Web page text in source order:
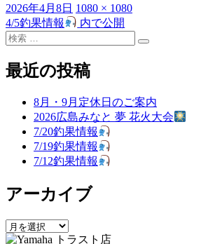
投
稿
日:
2026年4月8日 フ
ル
ズ
1080 × 1080
投
稿
ナ
ョ
ン
4/5釣果情報
内で公開
検
対
象:
検
最近の投稿
8月・9月定休日のご案内
2026広島みなと 夢 花火大会
7/20釣果情報
7/19釣果情報
7/12釣果情報
アーカイブ
ア
ー